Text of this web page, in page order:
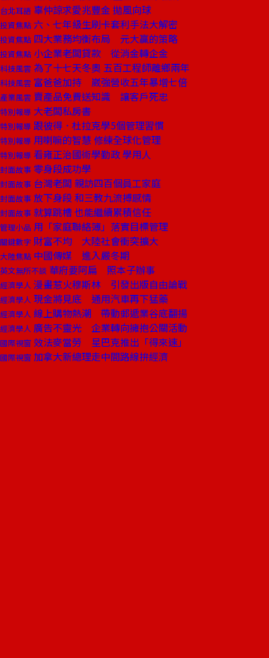
台北耳語 辜仲諒求愛兆豐金 拋風向球
投資焦點 六、七年級生刷卡套利手法大解密
投資焦點 四大業務均衡布局 元大贏的策略
投資焦點 小企業老闆貸款 從消金轉企金
科技風雲 為了十七天冬奧 五百工程師離鄉兩年
科技風雲 富爸爸加持 崴強營收五年暴增七倍
產業風雲 賣產品免費送知識 讓客戶死忠
特別報導 大老闆私房書
特別報導 跟彼得．杜拉克學5個管理習慣
特別報導 用喇嘛的智慧 修練全球化管理
特別報導 看雍正治國術學勤政 學用人
封面故事 零身段成功學
封面故事 台灣老闆 親訪四百個員工家庭
封面故事 放下身段 和三教九流搏感情
封面故事 就算跳槽 也能繼續累積信任
管理小品 用「家庭聯絡簿」落實目標管理
關鍵數字 財富不均 大陸社會衝突擴大
大陸焦點 中國傳媒 進入嚴冬期
英文無所不談 華府要阿扁 照本子辦事
經濟學人 漫畫惹火穆斯林 引發出版自由論戰
經濟學人 現金將見底 通用汽車再下猛藥
經濟學人 線上購物熱潮 帶動郵遞業谷底翻揚
經濟學人 廣告不靈光 企業轉向擁抱公關活動
國際視窗 效法麥當勞 星巴克推出「得來速」
國際視窗 加拿大新總理走中間路線拚經濟